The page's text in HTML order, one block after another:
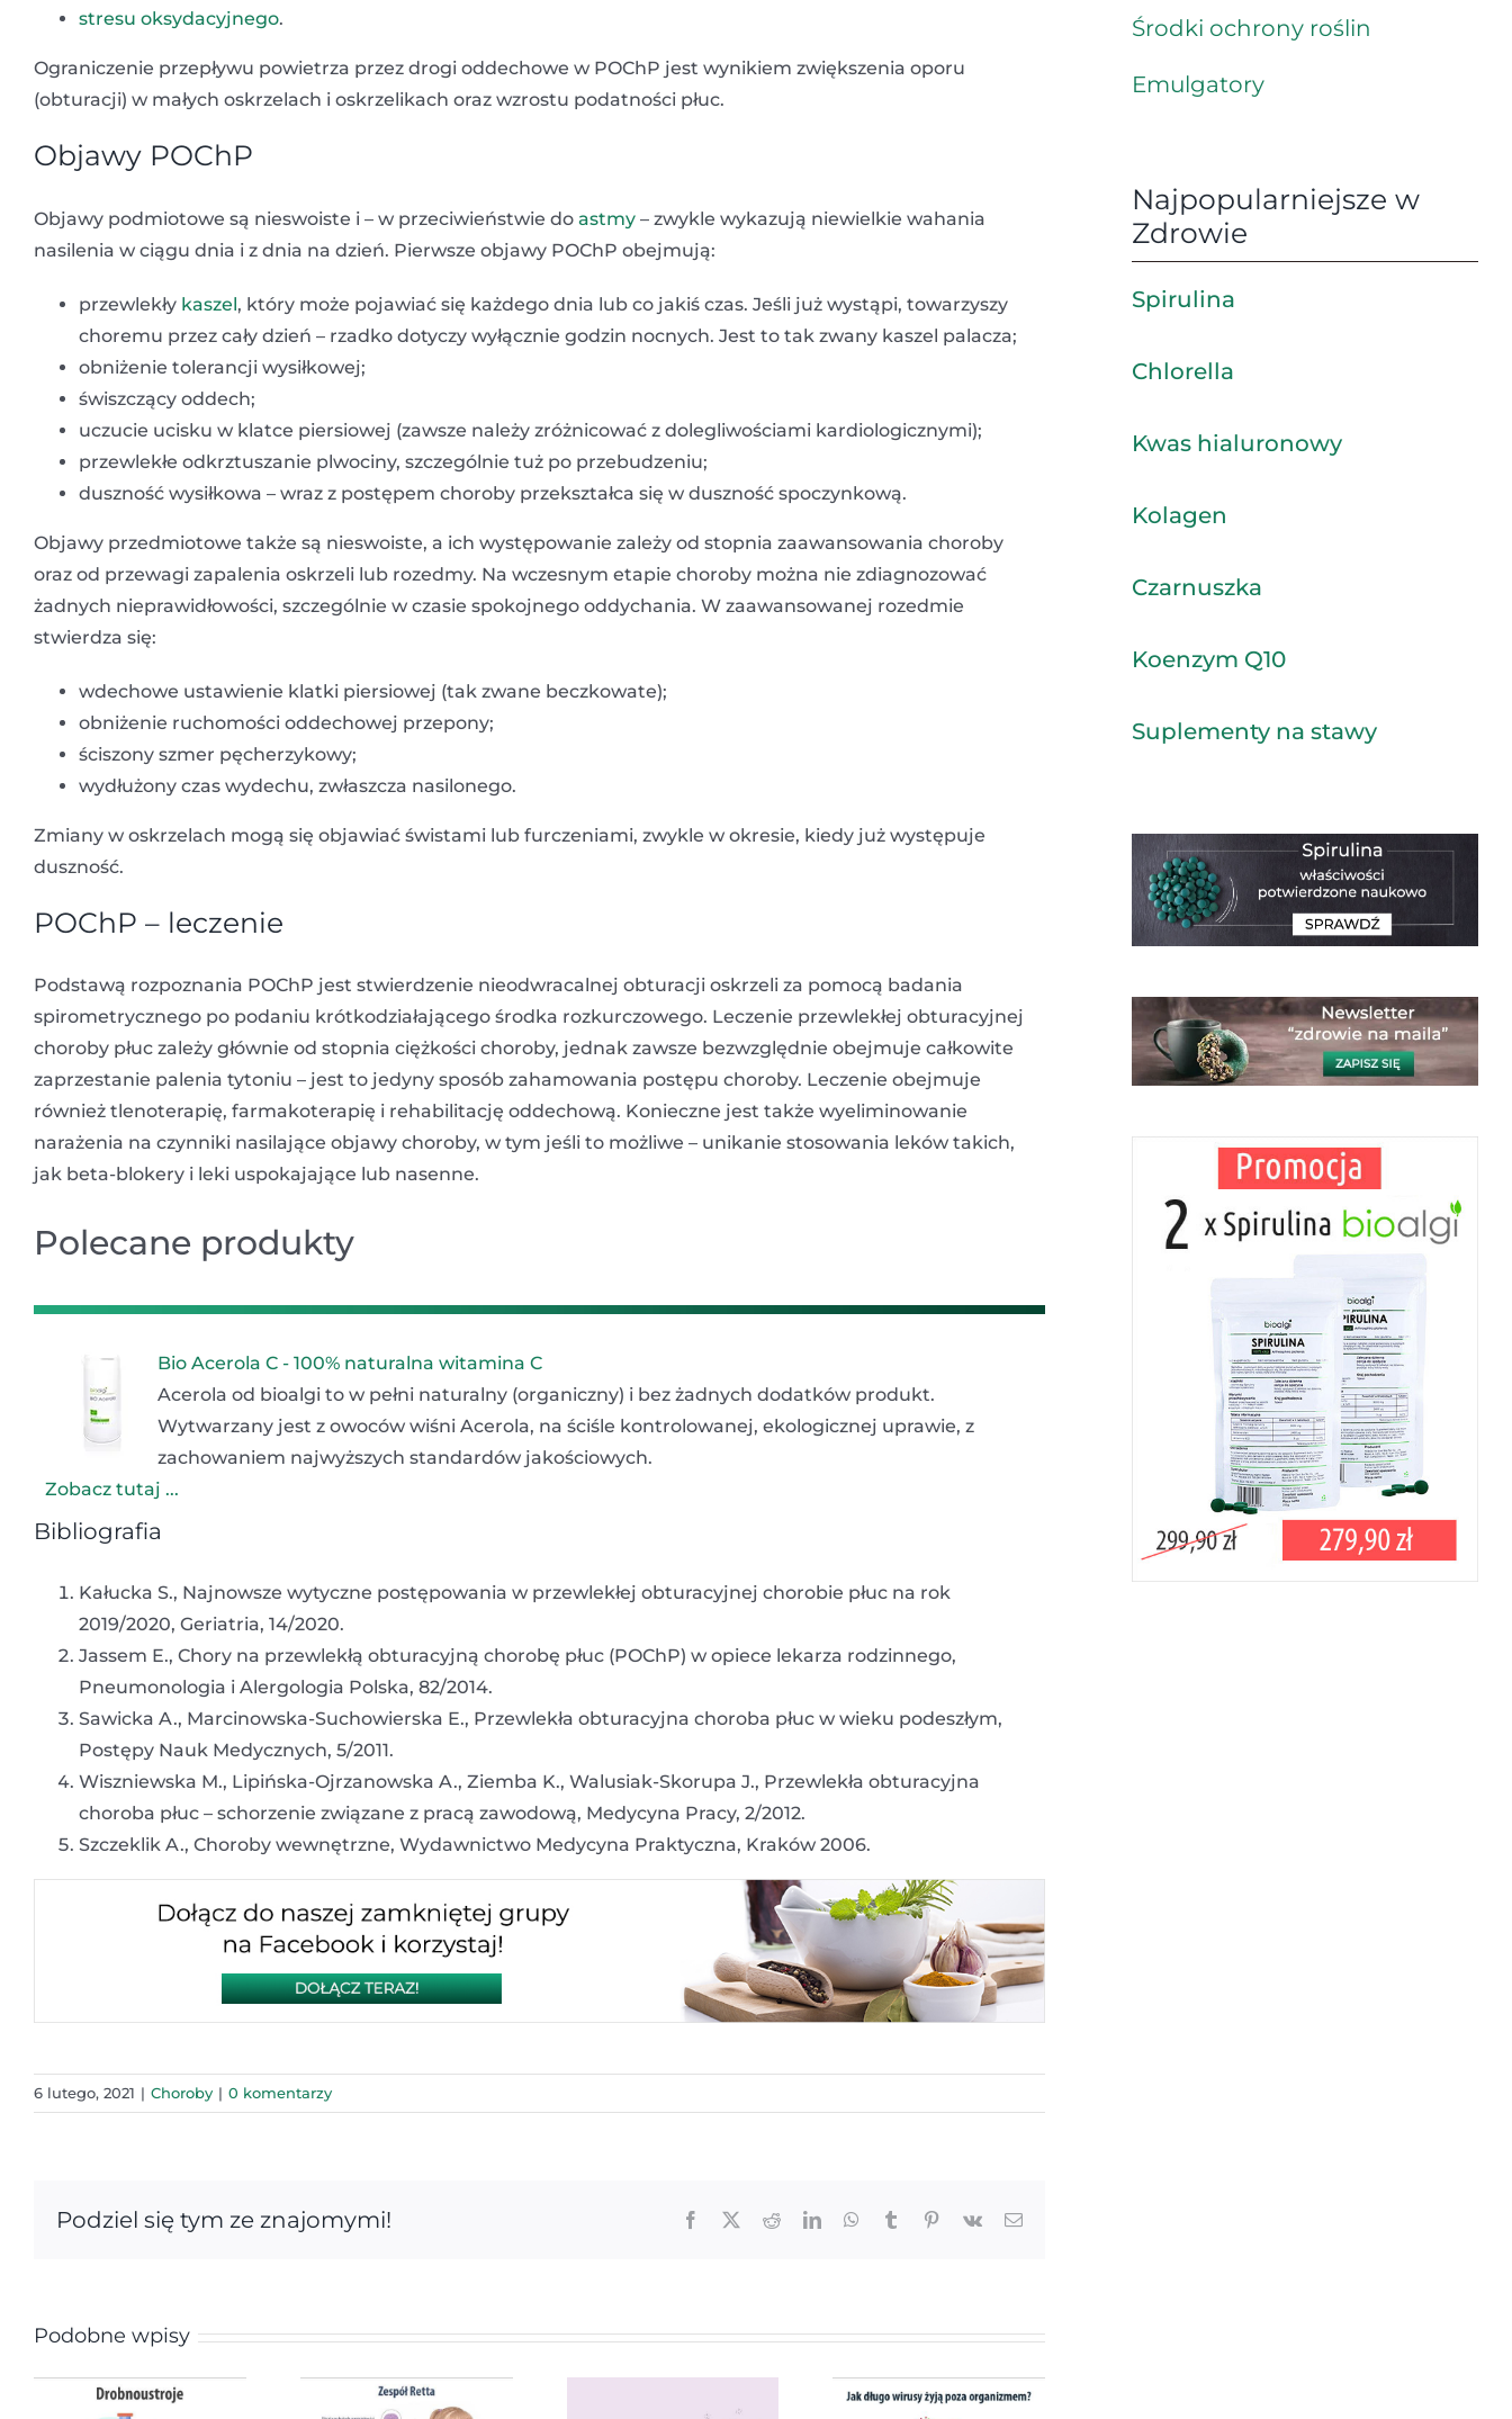
stresu oksydacyjnego.
Ograniczenie przepływu powietrza przez drogi oddechowe w POChP jest wynikiem zwiększenia oporu
(obturacji) w małych oskrzelach i oskrzelikach oraz wzrostu podatności płuc.
Objawy POChP
Objawy podmiotowe są nieswoiste i – w przeciwieństwie do astmy – zwykle wykazują niewielkie wahania
nasilenia w ciągu dnia i z dnia na dzień. Pierwsze objawy POChP obejmują:
przewlekły kaszel, który może pojawiać się każdego dnia lub co jakiś czas. Jeśli już wystąpi, towarzyszy
choremu przez cały dzień – rzadko dotyczy wyłącznie godzin nocnych. Jest to tak zwany kaszel palacza;
obniżenie tolerancji wysiłkowej;
świszczący oddech;
uczucie ucisku w klatce piersiowej (zawsze należy zróżnicować z dolegliwościami kardiologicznymi);
przewlekłe odkrztuszanie plwociny, szczególnie tuż po przebudzeniu;
duszność wysiłkowa – wraz z postępem choroby przekształca się w duszność spoczynkową.
Objawy przedmiotowe także są nieswoiste, a ich występowanie zależy od stopnia zaawansowania choroby
oraz od przewagi zapalenia oskrzeli lub rozedmy. Na wczesnym etapie choroby można nie zdiagnozować
żadnych nieprawidłowości, szczególnie w czasie spokojnego oddychania. W zaawansowanej rozedmie
stwierdza się:
wdechowe ustawienie klatki piersiowej (tak zwane beczkowate);
obniżenie ruchomości oddechowej przepony;
ściszony szmer pęcherzykowy;
wydłużony czas wydechu, zwłaszcza nasilonego.
Zmiany w oskrzelach mogą się objawiać świstami lub furczeniami, zwykle w okresie, kiedy już występuje
duszność.
POChP – leczenie
Podstawą rozpoznania POChP jest stwierdzenie nieodwracalnej obturacji oskrzeli za pomocą badania
spirometrycznego po podaniu krótkodziałającego środka rozkurczowego. Leczenie przewlekłej obturacyjnej
choroby płuc zależy głównie od stopnia ciężkości choroby, jednak zawsze bezwzględnie obejmuje całkowite
zaprzestanie palenia tytoniu – jest to jedyny sposób zahamowania postępu choroby. Leczenie obejmuje
również tlenoterapię, farmakoterapię i rehabilitację oddechową. Konieczne jest także wyeliminowanie
narażenia na czynniki nasilające objawy choroby, w tym jeśli to możliwe – unikanie stosowania leków takich,
jak beta-blokery i leki uspokajające lub nasenne.
Polecane produkty
Bio Acerola C - 100% naturalna witamina C
Acerola od bioalgi to w pełni naturalny (organiczny) i bez żadnych dodatków produkt.
Wytwarzany jest z owoców wiśni Acerola, na ściśle kontrolowanej, ekologicznej uprawie, z
zachowaniem najwyższych standardów jakościowych.
Zobacz tutaj ...
Bibliografia
Kałucka S., Najnowsze wytyczne postępowania w przewlekłej obturacyjnej chorobie płuc na rok
2019/2020, Geriatria, 14/2020.
Jassem E., Chory na przewlekłą obturacyjną chorobę płuc (POChP) w opiece lekarza rodzinnego,
Pneumonologia i Alergologia Polska, 82/2014.
Sawicka A., Marcinowska-Suchowierska E., Przewlekła obturacyjna choroba płuc w wieku podeszłym,
Postępy Nauk Medycznych, 5/2011.
Wiszniewska M., Lipińska-Ojrzanowska A., Ziemba K., Walusiak-Skorupa J., Przewlekła obturacyjna
choroba płuc – schorzenie związane z pracą zawodową, Medycyna Pracy, 2/2012.
Szczeklik A., Choroby wewnętrzne, Wydawnictwo Medycyna Praktyczna, Kraków 2006.
6 lutego, 2021 | Choroby | 0 komentarzy
Podziel się tym ze znajomymi! Facebook
X RedditLinkedInWhatsApp
TumblrPinterest
Vk Email
Podobne wpisy
Środki ochrony roślin
Emulgatory
Najpopularniejsze w
Zdrowie
Spirulina
Chlorella
Kwas hialuronowy
Kolagen
Czarnuszka
Koenzym Q10
Suplementy na stawy